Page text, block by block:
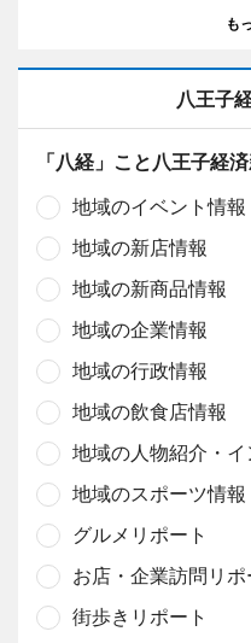
も
八王子
「八経」こと八王子経
地域のイベント情報
地域の新店情報
地域の新商品情報
地域の企業情報
地域の行政情報
地域の飲食店情報
地域の人物紹介・
地域のスポーツ情報
グルメリポート
お店・企業訪問リポ
街歩きリポート